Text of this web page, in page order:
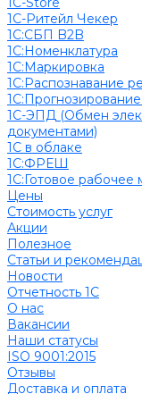
1С-Ритейл Чекер
1С:СБП B2B
1С:Номенклатура
1С:Маркировка
1С:Распознавание
1С-ЭПД (Обмен
документами)
1С в облаке
1С:ФРЕШ
1C:Готовое рабочее
Цены
Стоимость услуг
Акции
Полезное
Cтатьи и
Новости
Отчетность 1С
О нас
Вакансии
Наши статусы
ISO 9001:2015
Отзывы
Доставка и оплата